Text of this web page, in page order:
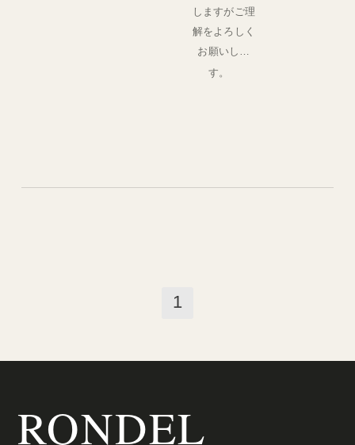
しますがご理
解をよろしく
お願いしま
す。
1
RONDEL